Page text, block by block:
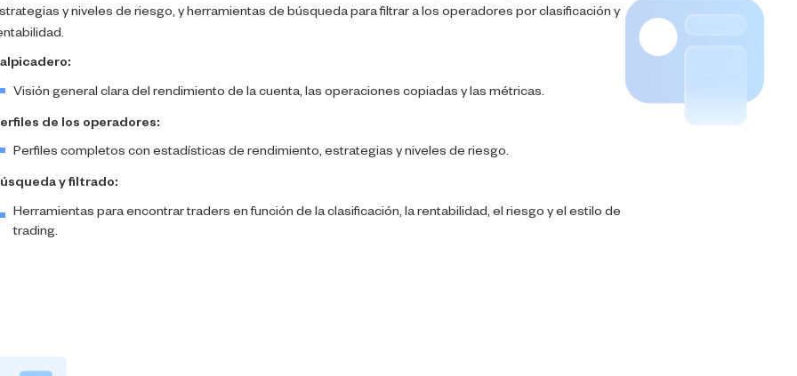
y niveles de riesgo, y herramientas de búsqueda para filtrar a los operadores por clasificación y
Visión general clara del rendimiento de la cuenta, las operaciones copiadas y las métricas.
de los operadores:
Perfiles completos con estadísticas de rendimiento, estrategias y niveles de riesgo.
y filtrado:
Herramientas para encontrar traders en función de la clasificación, la rentabilidad, el riesgo y el estilo de
trading.